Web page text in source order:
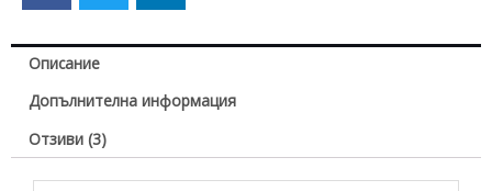
Описание
Допълнителна информация
Отзиви (3)